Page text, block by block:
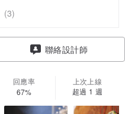
(3)
聯絡設計師
回應率
67%
上次上線
超過 1 週